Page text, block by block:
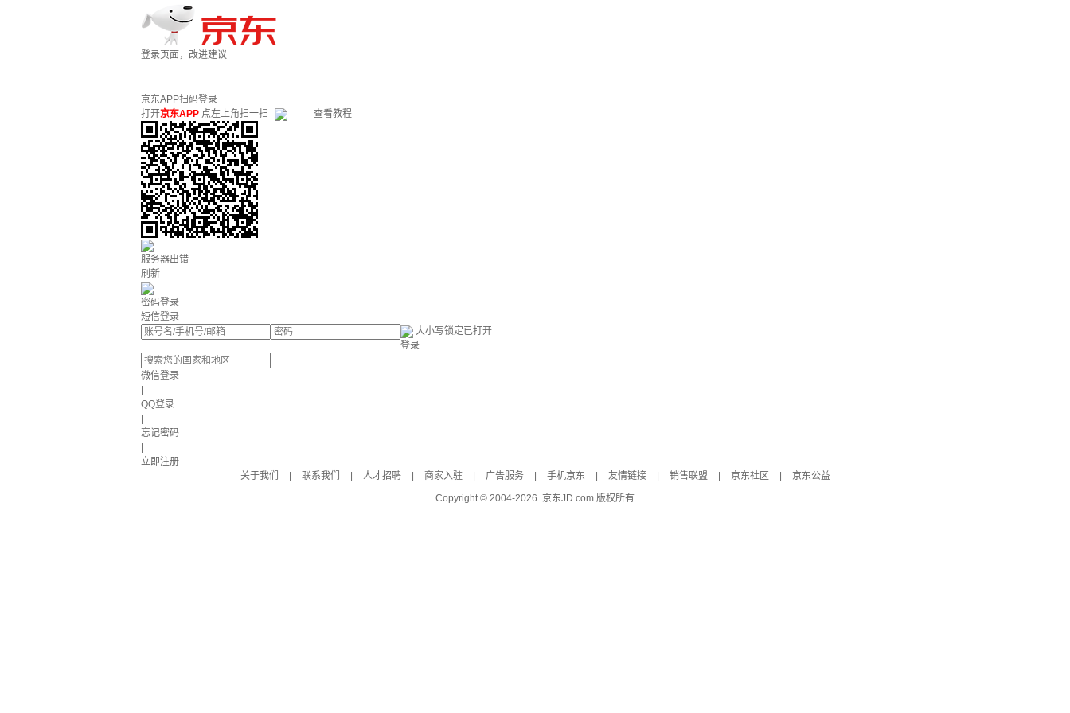
登录页面，改进建议
京东APP扫码登录
打开京东APP 点左上角扫一扫 查看教程
服务器出错
刷新
密码登录
短信登录
大小写锁定已打开
登录
微信登录
QQ登录
忘记密码
立即注册
关于我们
联系我们 人才招聘 商家入驻 广告服务 手机京东 友情链接 销售联盟 京东社区
京东公益
Copyright © 2004-2026 京东JD.com 版权所有